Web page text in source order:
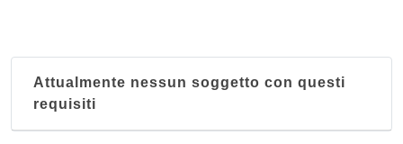
Attualmente nessun soggetto con questi
requisiti